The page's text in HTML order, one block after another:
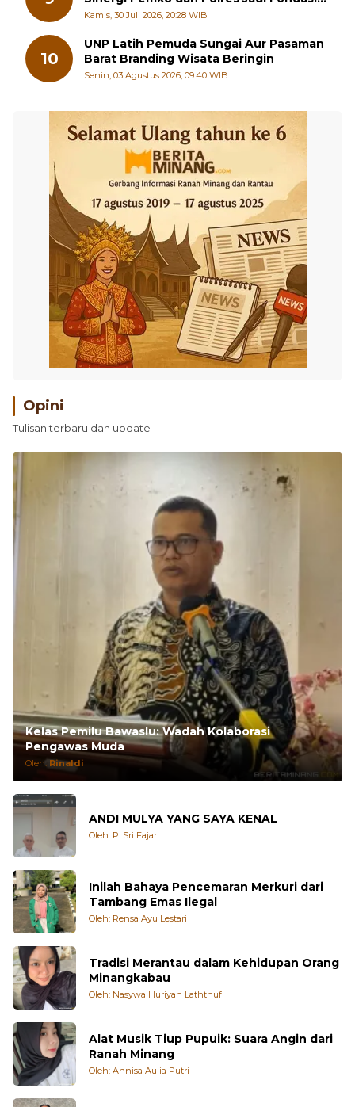
Stabilitas Pembangunan
Kamis, 30 Juli 2026, 20:28 WIB
10
UNP Latih Pemuda Sungai Aur Pasaman
Barat Branding Wisata Beringin
Senin, 03 Agustus 2026, 09:40 WIB
Opini
Tulisan terbaru dan update
Kelas Pemilu Bawaslu: Wadah Kolaborasi
Pengawas Muda
Oleh: Rinaldi
ANDI MULYA YANG SAYA KENAL
Oleh: P. Sri Fajar
Inilah Bahaya Pencemaran Merkuri dari
Tambang Emas Ilegal
Oleh: Rensa Ayu Lestari
Tradisi Merantau dalam Kehidupan Orang
Minangkabau
Oleh: Nasywa Huriyah Laththuf
Alat Musik Tiup Pupuik: Suara Angin dari
Ranah Minang
Oleh: Annisa Aulia Putri